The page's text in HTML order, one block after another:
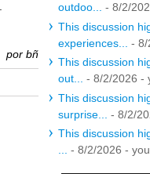
por bñ
outdoo...
- 8/2/
This discussion
experiences...
- 8/
This discussion
out...
- 8/2/2026 -
This discussion
surprise...
- 8/2/
This discussion
- 8/2/2026 -